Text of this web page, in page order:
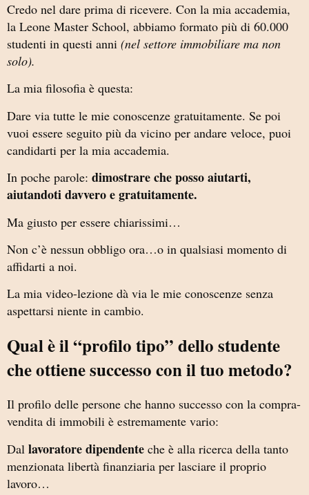
Credo nel dare prima di ricevere. Con la mia accademia,
la Leone Master School, abbiamo formato più di 60.000
studenti in questi anni (nel settore immobiliare ma non
solo).
La mia filosofia è questa:
Dare via tutte le mie conoscenze gratuitamente. Se poi
vuoi essere seguito più da vicino per andare veloce, puoi
candidarti per la mia accademia.
In poche parole: dimostrare che posso aiutarti,
aiutandoti davvero e gratuitamente.
Ma giusto per essere chiarissimi…
Non c’è nessun obbligo ora…o in qualsiasi momento di
affidarti a noi.
La mia video-lezione dà via le mie conoscenze senza
aspettarsi niente in cambio.
Qual è il “profilo tipo” dello studente
che ottiene successo con il tuo metodo?
Il profilo delle persone che hanno successo con la compra-
vendita di immobili è estremamente vario:
Dal lavoratore dipendente che è alla ricerca della tanto
menzionata libertà finanziaria per lasciare il proprio
lavoro…